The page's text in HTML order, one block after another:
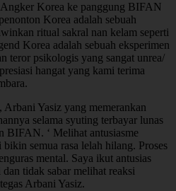
Korea ke panggung BIFAN
Korea adalah sebuah
ritual sakral nan kelam seperti
Korea adalah sebuah eksperimen
teror psikologis yang sangat unrea/
hangat yang kami terima
Arbani Yasiz yang memerankan
selama syuting terbayar lunas
BIFAN. ‘ Melihat antusiasme
semua rasa lelah hilang. Proses
mental. Saya ikut antusias
tidak sabar melihat reaksi
Arbani Yasiz.